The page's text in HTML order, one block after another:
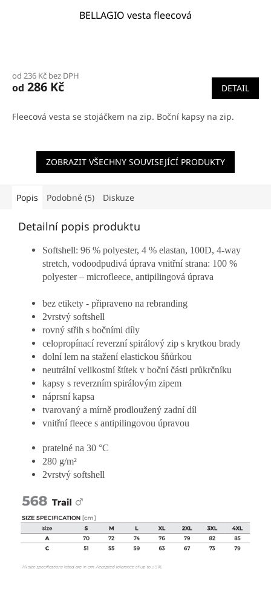
BELLAGIO vesta fleecová
od 236 Kč bez DPH
od 286 Kč DETAIL
Fleecová vesta se stojáčkem na zip. Boční kapsy na zip.
ZOBRAZIT VŠECHNY SOUVISEJÍCÍ PRODUKTY
Popis Podobné (5) Diskuze
Detailní popis produktu
Softshell: 96 % polyester, 4 % elastan, 100D, 4-way
stretch, vodoodpudivá úprava vnitřní strana: 100 %
polyester – microfleece, antipilingová úprava
bez etikety - připraveno na rebranding
2vrstvý softshell
rovný střih s bočními díly
celopropínací reverzní spirálový zip s krytkou brady
dolní lem na stažení elastickou šňůrkou
neutrální velikostní štítek v boční části průkrčníku
kapsy s reverzním spirálovým zipem
náprsní kapsa
tvarovaný a mírně prodloužený zadní díl
vnitřní fleece s antipilingovou úpravou
pratelné na 30 °C
280 g/m²
2vrstvý softshell